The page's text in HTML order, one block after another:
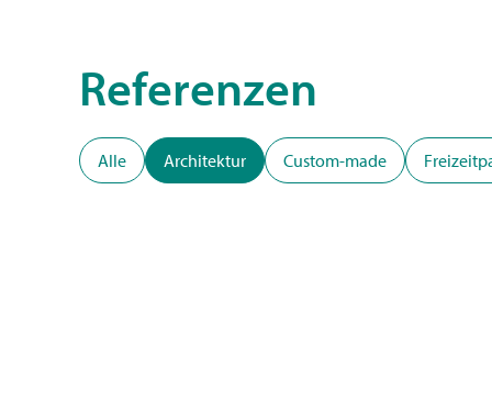
Referenzen
Alle Architektur Custom-made